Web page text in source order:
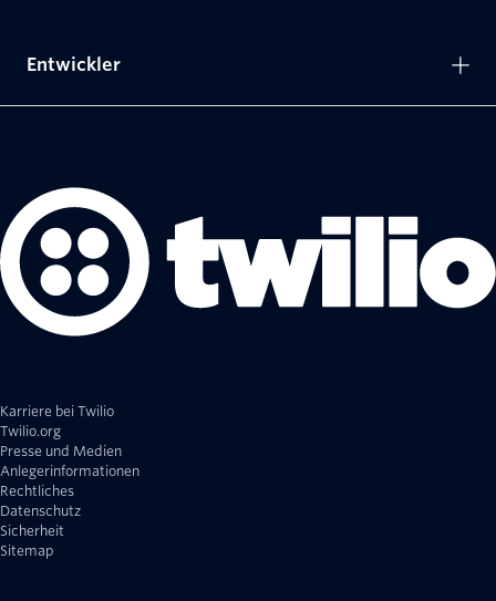
Karriere bei Twilio
Twilio.org
Presse und Medien
Anlegerinformationen
Rechtliches
Datenschutz
Sicherheit
Sitemap
Entwickler